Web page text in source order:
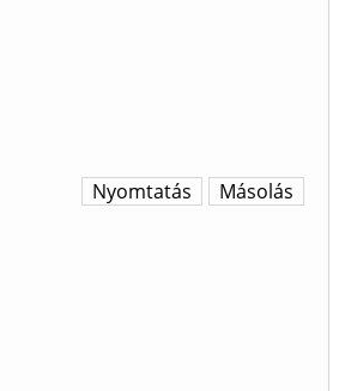
Másolás
Nyomtatás